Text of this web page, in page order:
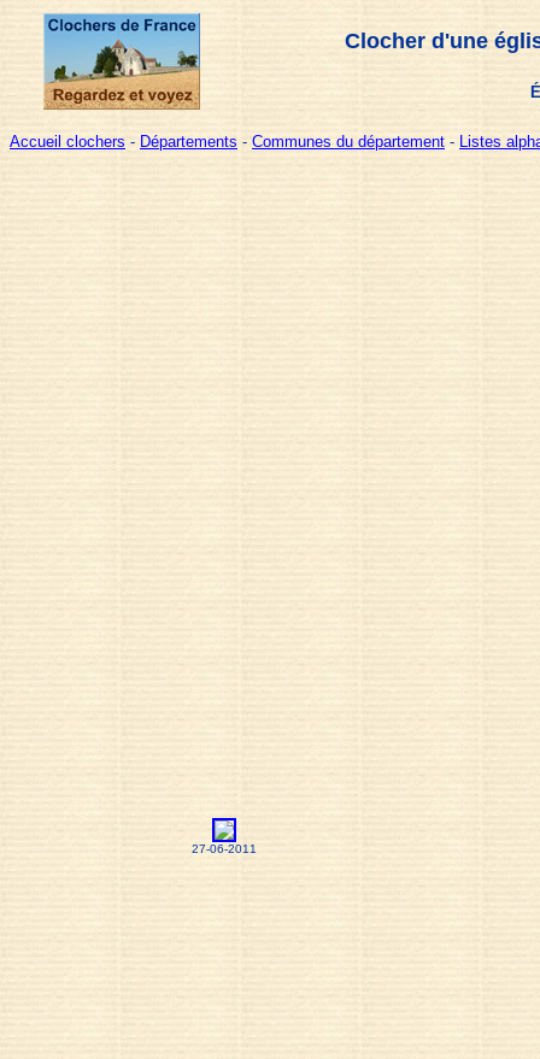
Clocher d'une
Accueil clochers - Départements - Communes du département - Listes
27-06-2011